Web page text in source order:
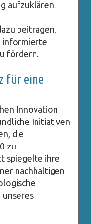
aufzuklären.
beitragen,
informierte
fördern.
für eine
Innovation
Initiativen
die
zu
spiegelte ihre
nachhaltigen
unseres